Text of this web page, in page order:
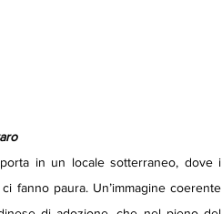
fanno paura. Un’immagine coerente